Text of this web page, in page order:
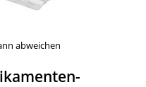
abweichen